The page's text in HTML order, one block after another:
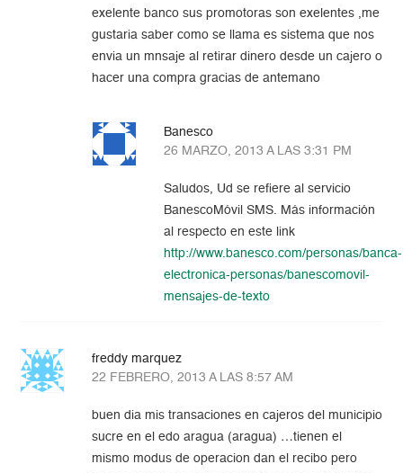
exelente banco sus promotoras son exelentes ,me
gustaria saber como se llama es sistema que nos
envia un mnsaje al retirar dinero desde un cajero o
hacer una compra gracias de antemano
Banesco
26 MARZO, 2013 A LAS 3:31 PM
Saludos, Ud se refiere al servicio
BanescoMóvil SMS. Más información
al respecto en este link
http://www.banesco.com/personas/banca-
electronica-personas/banescomovil-
mensajes-de-texto
freddy marquez
22 FEBRERO, 2013 A LAS 8:57 AM
buen dia mis transaciones en cajeros del municipio
sucre en el edo aragua (aragua) …tienen el
mismo modus de operacion dan el recibo pero